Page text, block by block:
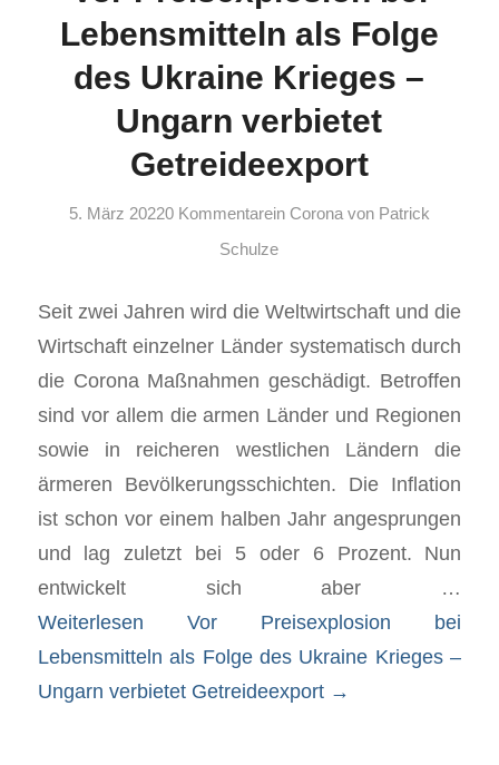
Lebensmitteln als Folge
des Ukraine Krieges –
Ungarn verbietet
Getreideexport
5. März 20220 Kommentarein Corona von Patrick
Schulze
Seit zwei Jahren wird die Weltwirtschaft und die
Wirtschaft einzelner Länder systematisch durch
die Corona Maßnahmen geschädigt. Betroffen
sind vor allem die armen Länder und Regionen
sowie in reicheren westlichen Ländern die
ärmeren Bevölkerungsschichten. Die Inflation
ist schon vor einem halben Jahr angesprungen
und lag zuletzt bei 5 oder 6 Prozent. Nun
entwickelt sich aber …
Weiterlesen Vor Preisexplosion bei
Lebensmitteln als Folge des Ukraine Krieges –
Ungarn verbietet Getreideexport →